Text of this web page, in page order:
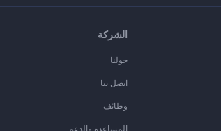
الشركة
حولنا
اتصل بنا
وظائف
المساعدة والدعم